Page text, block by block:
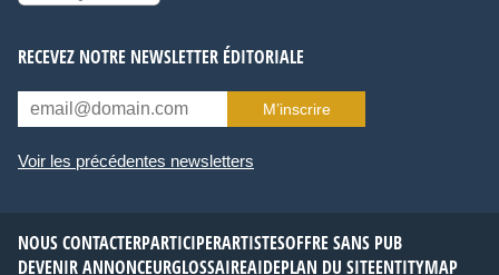
RECEVEZ NOTRE NEWSLETTER ÉDITORIALE
M’inscrire
Voir les précédentes newsletters
NOUS CONTACTERPARTICIPERARTISTESOFFRE SANS PUB
DEVENIR ANNONCEURGLOSSAIREAIDEPLAN DU SITEENTITYMAP